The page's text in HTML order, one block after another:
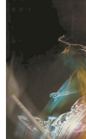
学术中国
城市